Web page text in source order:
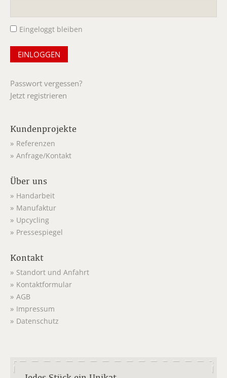
Eingeloggt bleiben
Passwort vergessen?
Jetzt registrieren
Kundenprojekte
Referenzen
Anfrage/Kontakt
Über uns
Handarbeit
Manufaktur
Upcycling
Pressespiegel
Kontakt
Standort und Anfahrt
Kontaktformular
AGB
Impressum
Datenschutz